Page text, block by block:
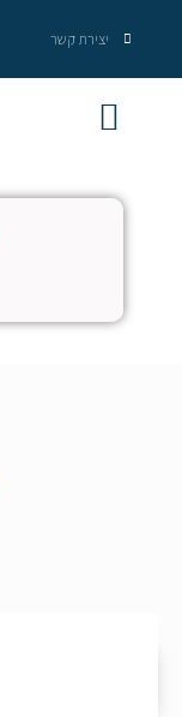
יצירת קשר